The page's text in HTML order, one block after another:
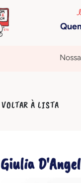
VOLTAR À LISTA
Giulia